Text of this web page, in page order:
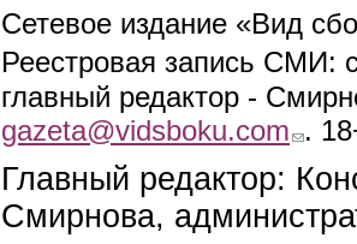
Сетевое издание «Вид
Реестровая запись СМИ:
главный редактор -
gazeta@vidsboku.com (link sends
.
Главный редактор:
Смирнова,